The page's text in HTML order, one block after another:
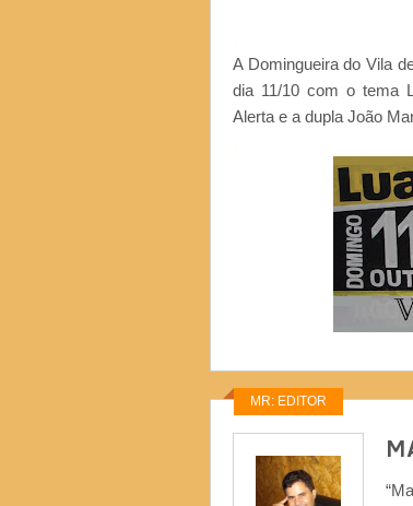
.
A Domingueira do Vila
dia 11/10 com o tema
Alerta e a dupla João
.
MR: EDITOR